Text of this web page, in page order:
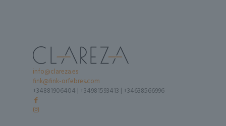
info@clareza.es
fink@fink-orfebres.com
+34881906404 | +34981593413 | +34638566996